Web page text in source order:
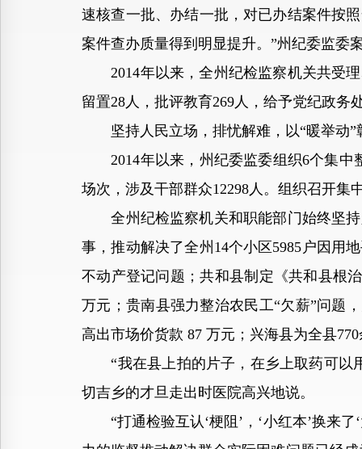
速核查一批、办结一批，对已办结案件按
案件查办质量得到明显提升。”州纪委监委
2014年以来，全州纪检监察机关共受理
留置28人，批评教育269人，给予党纪政务
坚持人民立场，排忧解难，以“暖举动”
2014年以来，州纪委监委组织6个集中
场次，涉及干部群众12298人。组织召开集
全州纪检监察机关和职能部门始终坚持
事，推动解决了全州14个小区5985户因用
不动产登记问题；共和县制定《共和县根
万元；贵南县强力整治农民工“欠薪”问题
高出市场价货款 87 万元；兴海县为全县
“我在县上拍的片子，在乡上取药可以
切吉乡的才旦走出时医院高兴地说。
“打通检验互认‘梗阻’，‘小红本’换来了